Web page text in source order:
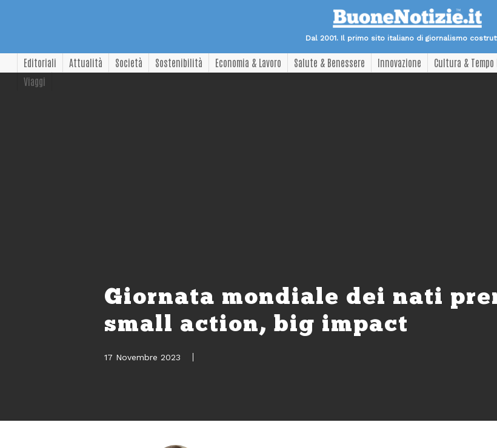
Dal 2001. Il primo sito italiano di giornalismo
Editoriali Attualità Società Sostenibilità Economia & Lavoro Salute & Benessere Innovazione Cultura & Tempo
Viaggi
Giornata mondiale dei nati
small action, big impact
17 Novembre 2023